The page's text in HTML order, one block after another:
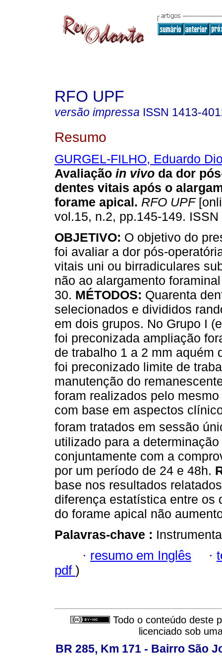
RFO UPF
versão impressa ISSN 1413-
Resumo
GURGEL-FILHO, Eduardo
Avaliação in vivo da dor
dentes vitais após o
forame apical. RFO UPF
vol.15, n.2, pp.145-149.
OBJETIVO: O objetivo do
foi avaliar a dor pós-
vitais uni ou birradiculares
não ao alargamento
30. MÉTODOS: Quarenta
selecionados e divididos
em dois grupos. No Grupo I
foi preconizada ampliação
de trabalho 1 a 2 mm aquém
foi preconizado limite de
manutenção do
foram realizados pelo
com base em aspectos
foram tratados em sessão
utilizado para a
conjuntamente com a
por um período de 24 e 48h.
base nos resultados
diferença estatística entre os
do forame apical não
Palavras-chave :
· resumo em Inglês ·
pdf )
Todo o conteúdo deste
licenciado sob
BR 285, Km 171 - Bairro São